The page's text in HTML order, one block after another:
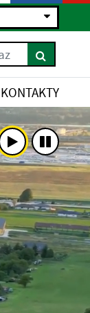
KONTAKTY